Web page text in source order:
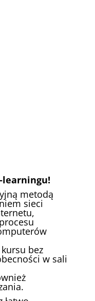
learningu!
metodą
sieci
bez
w sali